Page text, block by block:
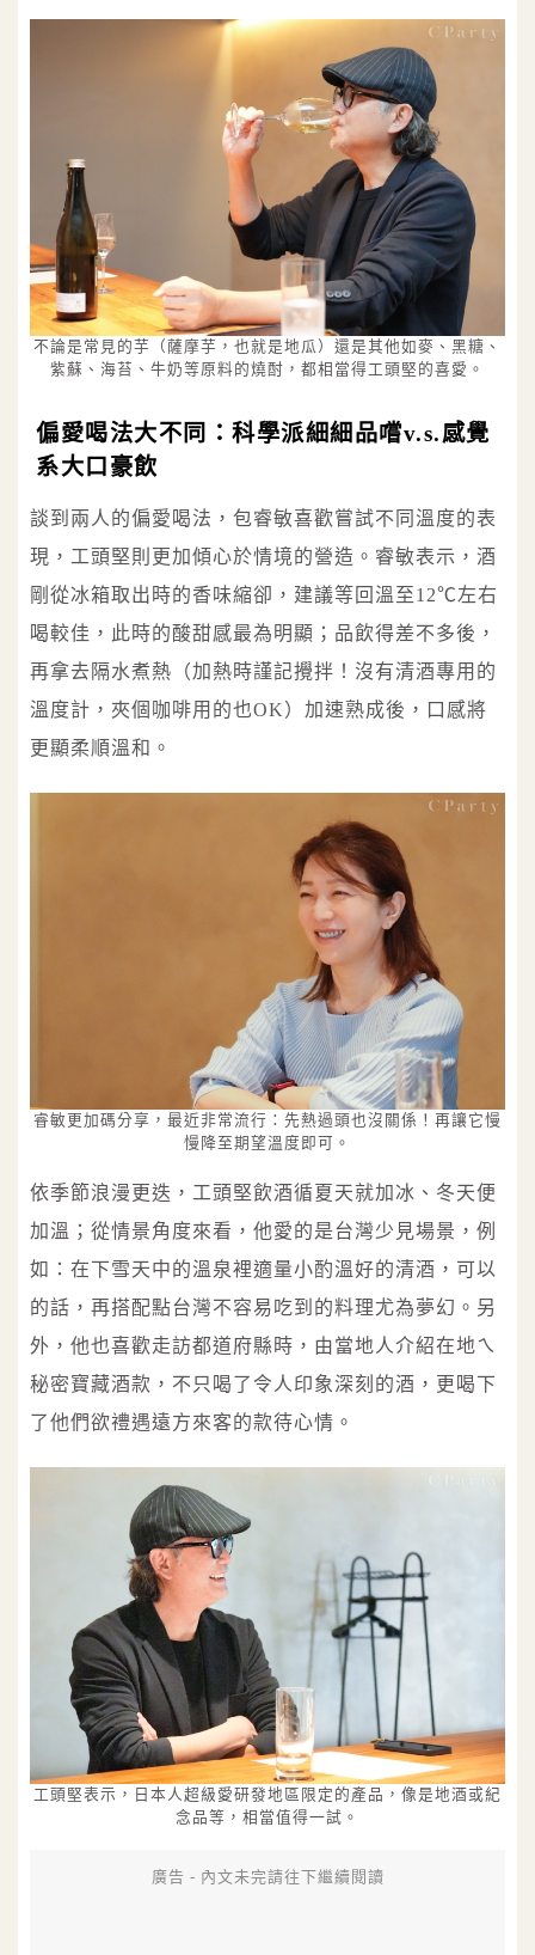
不論是常見的芋（薩摩芋，也就是地瓜）還是其他如麥、黑糖、
紫蘇、海苔、牛奶等原料的燒酎，都相當得工頭堅的喜愛。
偏愛喝法大不同：科學派細細品嚐v.s.感覺
系大口豪飲
談到兩人的偏愛喝法，包睿敏喜歡嘗試不同溫度的表
現，工頭堅則更加傾心於情境的營造。睿敏表示，酒
剛從冰箱取出時的香味縮卻，建議等回溫至12℃左右
喝較佳，此時的酸甜感最為明顯；品飲得差不多後，
再拿去隔水煮熱（加熱時謹記攪拌！沒有清酒專用的
溫度計，夾個咖啡用的也OK）加速熟成後，口感將
更顯柔順溫和。
睿敏更加碼分享，最近非常流行：先熱過頭也沒關係！再讓它慢
慢降至期望溫度即可。
依季節浪漫更迭，工頭堅飲酒循夏天就加冰、冬天便
加溫；從情景角度來看，他愛的是台灣少見場景，例
如：在下雪天中的溫泉裡適量小酌溫好的清酒，可以
的話，再搭配點台灣不容易吃到的料理尤為夢幻。另
外，他也喜歡走訪都道府縣時，由當地人介紹在地ㄟ
秘密寶藏酒款，不只喝了令人印象深刻的酒，更喝下
了他們欲禮遇遠方來客的款待心情。
工頭堅表示，日本人超級愛研發地區限定的產品，像是地酒或紀
念品等，相當值得一試。
廣告 - 內文未完請往下繼續閱讀